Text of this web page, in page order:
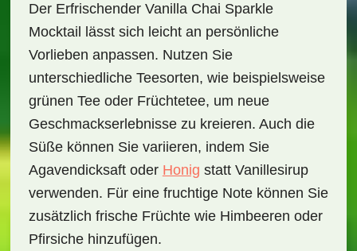
Der Erfrischender Vanilla Chai Sparkle
Mocktail
lässt sich leicht an persönliche
Vorlieben anpassen. Nutzen Sie
unterschiedliche Teesorten, wie beispielsweise
grünen Teeoder Früchtetee, um neue
Geschmackserlebnisse zu kreieren. Auch die
Süße können Sie variieren, indem Sie
Agavendicksaft oder Honig statt Vanillesirup
verwenden. Für eine fruchtige Note können Sie
zusätzlich frische Früchte wie Himbeeren oder
Pfirsichehinzufügen.